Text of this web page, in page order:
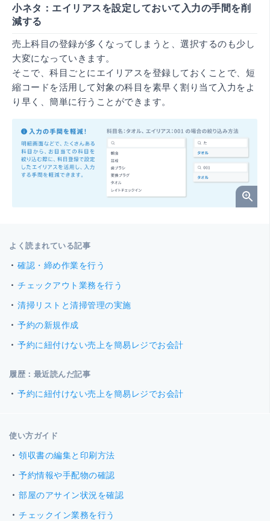
小ネタ：エイリアスを設定しておいて入力の手間を削
減する
売上科目の登録が多くなってしまうと、選択するのも少し
大変になっていきます。
そこで、科目ごとにエイリアスを登録しておくことで、短
縮コードを活用して対象の科目を素早く割り当て入力をよ
り早く、簡単に行うことができます。
よく読まれている記事
確認・締め作業を行う
チェックアウト業務を行う
清掃リストと清掃管理の実施
予約の新規作成
予約に紐付けない売上を簡易レジでお会計
履歴：最近読んだ記事
予約に紐付けない売上を簡易レジでお会計
使い方ガイド
領収書の編集と印刷方法
予約情報や手配物の確認
部屋のアサイン状況を確認
チェックイン業務を行う